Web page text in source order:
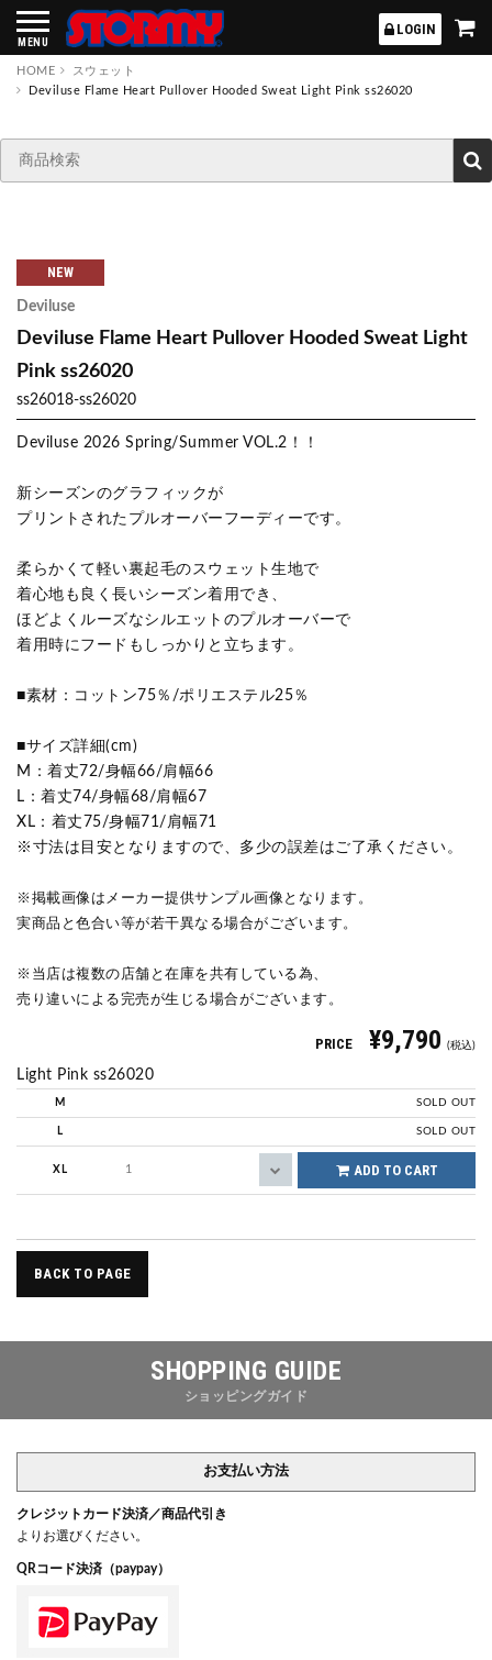
MENU
LOGIN
HOME
スウェット
Deviluse Flame Heart Pullover Hooded Sweat Light Pink ss26020
NEW
Deviluse
Deviluse Flame Heart Pullover Hooded Sweat Light
Pink ss26020
ss26018-ss26020
Deviluse 2026 Spring/Summer VOL.2！！
新シーズンのグラフィックが
プリントされたプルオーバーフーディーです。
柔らかくて軽い裏起毛のスウェット生地で
着心地も良く長いシーズン着用でき、
ほどよくルーズなシルエットのプルオーバーで
着用時にフードもしっかりと立ちます。
■素材：コットン75％/ポリエステル25％
■サイズ詳細(cm)
M：着丈72/身幅66/肩幅66
L：着丈74/身幅68/肩幅67
XL：着丈75/身幅71/肩幅71
※寸法は目安となりますので、多少の誤差はご了承ください。
※掲載画像はメーカー提供サンプル画像となります。
実商品と色合い等が若干異なる場合がございます。
※当店は複数の店舗と在庫を共有している為、
売り違いによる完売が生じる場合がございます。
PRICE ¥9,790 (税込)
Light Pink ss26020
M SOLD OUT
L SOLD OUT
XL ADD TO CART
BACK TO PAGE
SHOPPING GUIDE
ショッピングガイド
お支払い方法
クレジットカード決済／商品代引き
よりお選びください。
QRコード決済（paypay）